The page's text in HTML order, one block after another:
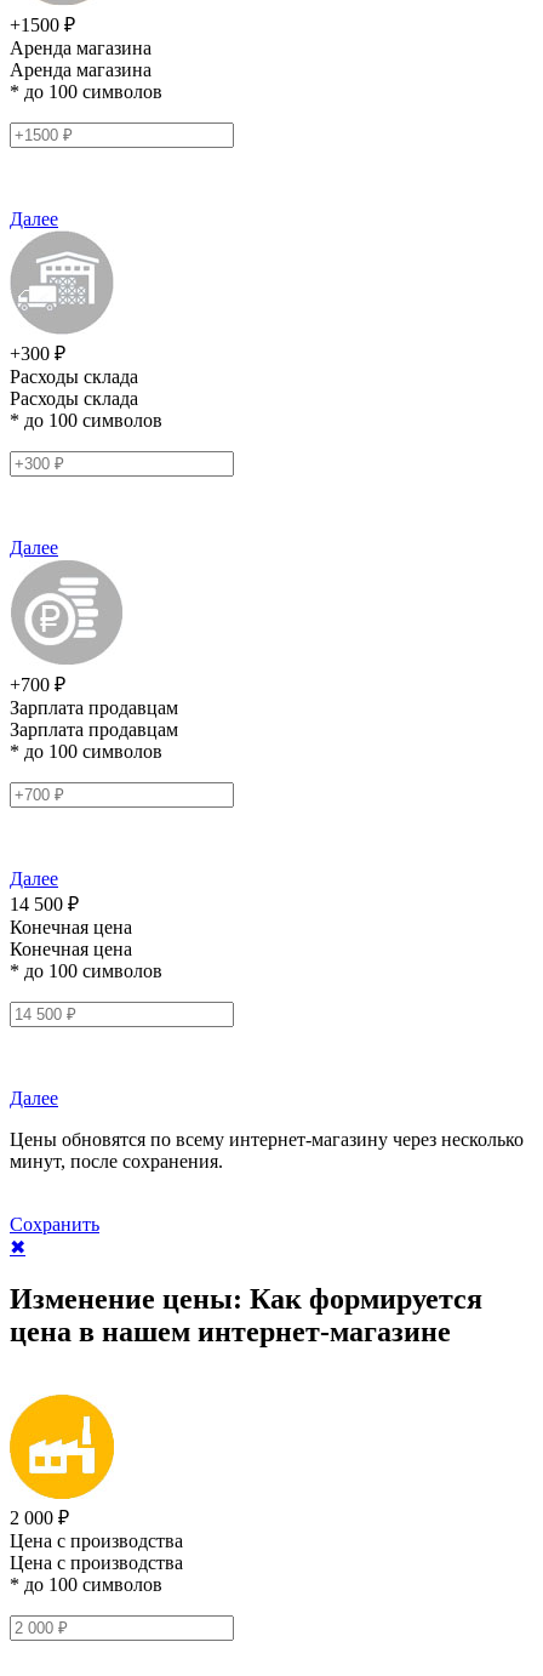
+1500 ₽
Аренда магазина
Аренда магазина
* до 100 символов
Далее
+300 ₽
Расходы склада
Расходы склада
* до 100 символов
Далее
+700 ₽
Зарплата продавцам
Зарплата продавцам
* до 100 символов
Далее
14 500 ₽
Конечная цена
Конечная цена
* до 100 символов
Далее
Цены обновятся по всему интернет-магазину через несколько
минут, после сохранения.
Сохранить
✖
Изменение цены: Как формируется
цена в нашем интернет-магазине
2 000 ₽
Цена с производства
Цена с производства
* до 100 символов